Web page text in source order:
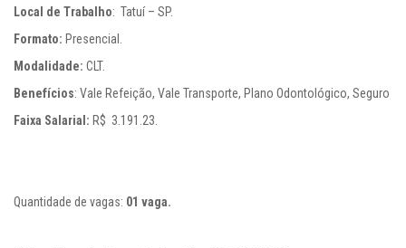
Local de Trabalho
Formato:
Modalidade:
Benefícios
Faixa Salarial: R$  3.191.23.
Quantidade de vagas: 01 vaga.